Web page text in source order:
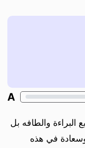
A
البراءة والطافه بل
في هذه